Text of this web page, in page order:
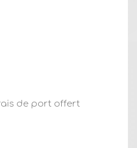
de port offert